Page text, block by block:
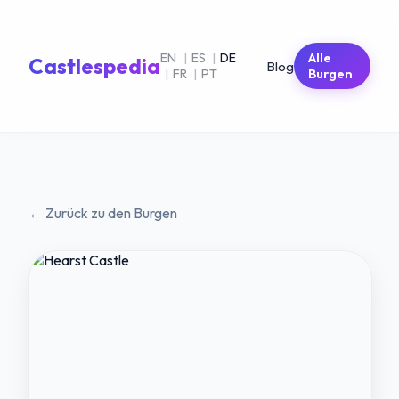
CastlespediaEN | ES | DE
| FR | PT Blog
Alle
Burgen
← Zurück zu den Burgen